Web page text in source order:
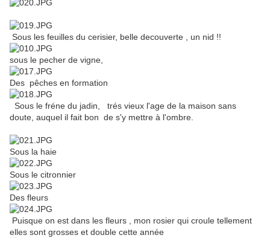
Sous les feuilles du cerisier, belle decouverte , un nid !!
sous le pecher de vigne,
Des pêches en formation
Sous le fréne du jadin, trés vieux l'age de la maison sans
doute, auquel il fait bon de s'y mettre à l'ombre.
Sous la haie
Sous le citronnier
Des fleurs
Puisque on est dans les fleurs , mon rosier qui croule tellement
elles sont grosses et double cette année